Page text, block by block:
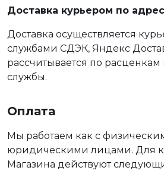
Доставка курьером по
Доставка осуществляется
службами СДЭК, Яндекс
рассчитывается по расценкам
службы.
Оплата
Мы работаем как с
юридическими лицами. Для
Магазина действуют